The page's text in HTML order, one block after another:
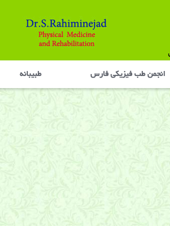
انجمن طب فیزیکی فارس طبیبانه